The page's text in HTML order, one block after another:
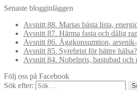
Senaste blogginläggen
Avsnitt 88. Marias bästa lista,
Avsnitt 87. Härma fasta och dålig
Avsnitt 86. Äggkonsumtion,
Avsnitt 85. Syrebrist för bättre hälsa?
Avsnitt 84. Nobelpris, bastubad och
Följ oss på Facebook
Sök efter: